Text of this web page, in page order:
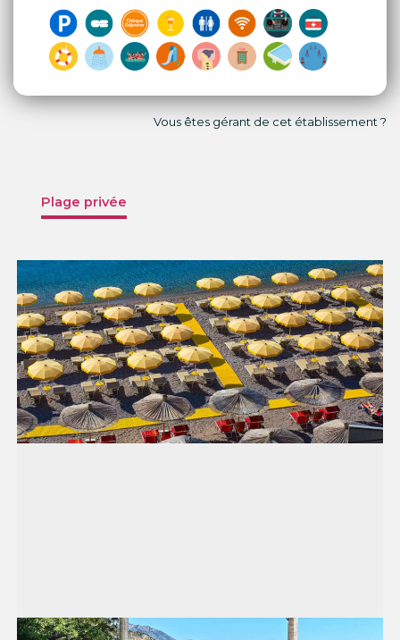
Vous êtes gérant de cet établissement ?
Plage privée